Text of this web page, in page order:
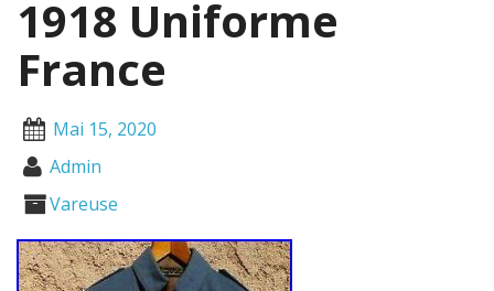
1918 Uniforme
France
Mai 15, 2020
Admin
Vareuse